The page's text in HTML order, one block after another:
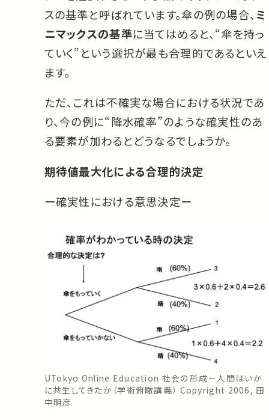
スの基準と呼ばれています。傘の例の場合、 ミ
ニマックスの基準に当てはめると、“傘を持っ
ていく”という選択が最も合理的であるといえ
ます。
ただ、これは不確実な場合における状況であ
り、今の例に“降水確率”のような確実性のあ
る要素が加わるとどうなるでしょうか。
期待値最大化による合理的決定
ー確実性における意思決定ー
UTokyo Online Education 社会の形成－人間はいか
に共生してきたか（学術俯瞰講義） Copyright 2006, 田
中明彦